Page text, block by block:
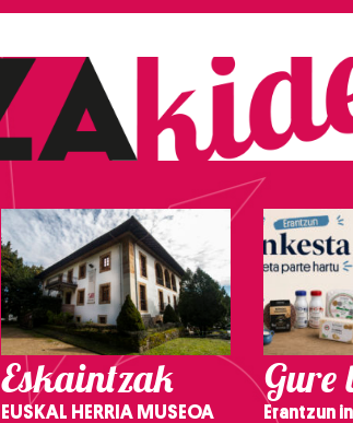
Eskaintzak
EUSKAL HERRIA MUSEOA
Gure
Erantzun